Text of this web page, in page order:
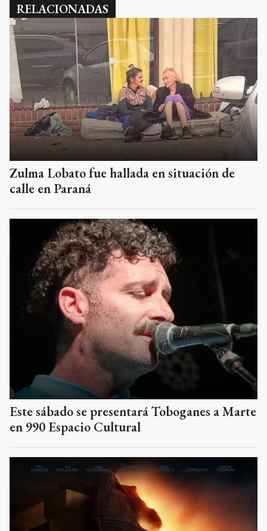
RELACIONADAS
Zulma Lobato fue hallada en situación de
calle en Paraná
Este sábado se presentará Toboganes a Marte
en 990 Espacio Cultural